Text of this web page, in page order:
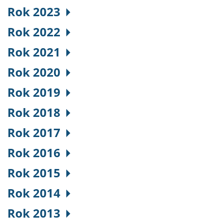
Rok 2023
Rok 2022
Rok 2021
Rok 2020
Rok 2019
Rok 2018
Rok 2017
Rok 2016
Rok 2015
Rok 2014
Rok 2013